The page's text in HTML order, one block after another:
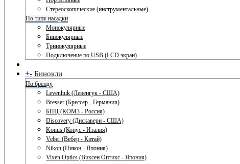
Стереоскопические (инструментальные)
По типу насадки
Монокулярные
Бинокулярные
Тринокулярные
Подключение по USB (LCD экран)
+- Бинокли
По бренду
Levenhuk (Левенгук - США)
Bresser (Брессер - Германия)
БПЦ (КОМЗ - Россия)
Discovery (Дискавери - США)
Konus (Конус - Италия)
Veber (Вебер - Китай)
Nikon (Никон - Япония)
Vixen Optics (Виксен Оптикс - Япония)